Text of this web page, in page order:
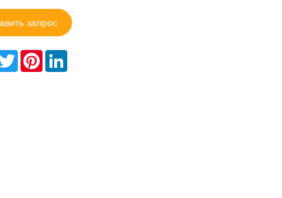
запрос
TwitterPinterestLinkedIn